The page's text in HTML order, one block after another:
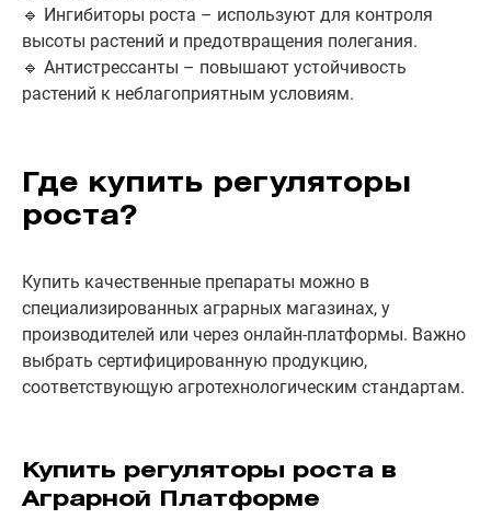
🔹 Ингибиторы роста – используют для контроля
высоты растений и предотвращения полегания.
🔹 Антистрессанты – повышают устойчивость
растений к неблагоприятным условиям.
Где купить регуляторы
роста?
Купить качественные препараты можно в
специализированных аграрных магазинах, у
производителей или через онлайн-платформы. Важно
выбрать сертифицированную продукцию,
соответствующую агротехнологическим стандартам.
Купить регуляторы роста в
Аграрной Платформе